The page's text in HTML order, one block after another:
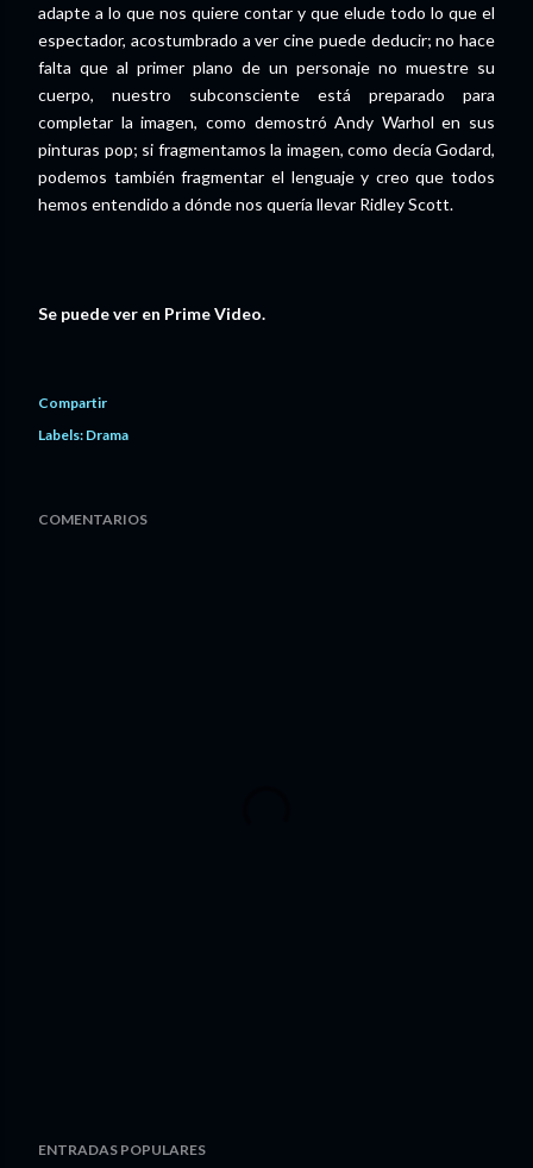
adapte a lo que nos quiere contar y que elude todo lo que el
espectador, acostumbrado a ver cine puede deducir; no hace
falta que al primer plano de un personaje no muestre su
cuerpo, nuestro subconsciente está preparado para
completar la imagen, como demostró Andy Warhol en sus
pinturas pop; si fragmentamos la imagen, como decía Godard,
podemos también fragmentar el lenguaje y creo que todos
hemos entendido a dónde nos quería llevar Ridley Scott.
Se puede ver en Prime Video.
Compartir
Labels: Drama
COMENTARIOS
ENTRADAS POPULARES